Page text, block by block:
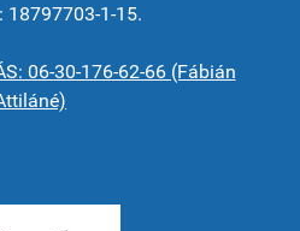
18797703-1-15.
06-30-176-62-66 (Fábián